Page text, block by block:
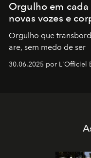
Orgulho em
novas vozes e
Orgulho que
are, sem medo de ser
30.06.2025 por L'Officiel